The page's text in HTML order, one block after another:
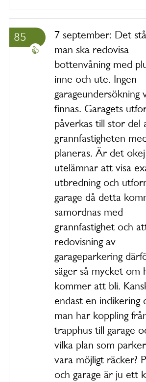
85
7 september: Det
man ska redovisa
bottenvåning med
inne och ute. Ingen
garageundersökning
finnas. Garagets
påverkas till stor del
grannfastigheten
planeras. Är det
utelämnar att visa
utbredning och
garage då detta
samordnas med
grannfastighet och
redovisning av
garageparkering
säger så mycket om
kommer att bli.
endast en indikering
man har koppling
trapphus till garage
vilka plan som
vara möjligt räcker?
och garage är ju ett